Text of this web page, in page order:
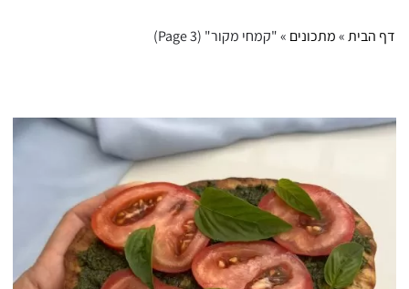
דף הבית»מתכונים »"קמחי מקור" (Page 3)